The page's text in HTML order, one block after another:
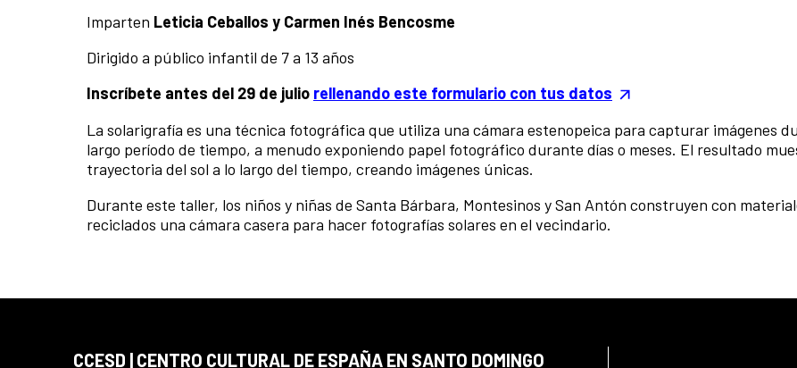
Imparten Leticia Ceballos y Carmen Inés Bencosme
Dirigido a público infantil de 7 a 13 años
Inscríbete antes del 29 de julio rellenando este formulario con tus datos
La solarigrafía es una técnica fotográfica que utiliza una cámara estenopeica para capturar imágenes
largo período de tiempo, a menudo exponiendo papel fotográfico durante días o meses. El resultado
trayectoria del sol a lo largo del tiempo, creando imágenes únicas.
Durante este taller, los niños y niñas de Santa Bárbara, Montesinos y San Antón construyen con
reciclados una cámara casera para hacer fotografías solares en el vecindario.
CCESD | CENTRO CULTURAL DE ESPAÑA EN SANTO DOMINGO